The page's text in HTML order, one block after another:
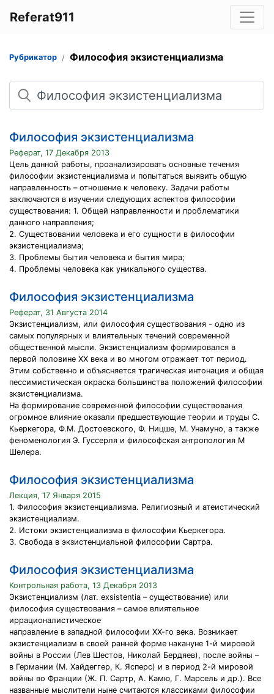
Referat911
Рубрикатор Философия экзистенциализма
Поиск
Философия экзистенциализма
Реферат, 17 Декабря 2013
Цель данной работы, проанализировать основные течения
философии экзистенциализма и попытаться выявить общую
направленность – отношение к человеку. Задачи работы
заключаются в изучении следующих аспектов философии
существования: 1. Общей направленности и проблематики
данного направления;
2. Существовании человека и его сущности в философии
экзистенциализма;
3. Проблемы бытия человека и бытия мира;
4. Проблемы человека как уникального существа.
Философия экзистенциализма
Реферат, 31 Августа 2014
Экзистенциализм, или философия существования - одно из
самых популярных и влиятельных течений современной
общественной мысли. Экзистенциализм формировался в
первой половине XX века и во многом отражает тот период.
Этим собственно и объясняется трагическая интонация и общая
пессимистическая окраска большинства положений философии
зкзистенциализма.
На формирование современной философии существования
огромное влияние оказали предшествующие теории и труды С.
Кьеркегора, Ф.М. Достоевского, Ф. Ницше, М. Унамуно, а также
феноменология Э. Гуссерля и философская антропология М
Шелера.
Философия экзистенциализма
Лекция, 17 Января 2015
1. Философия экзистенциализма. Религиозный и атеистический
экзистенциализм.
2. Истоки экзистенциализма в философии Кьеркегора.
3. Свобода в экзистенциальной философии Сартра.
Философия экзистенциализма
Контрольная работа, 13 Декабря 2013
Экзистенциализм (лат. exsistentia – существование) или
философия существования – самое влиятельное
иррационалистическое
направление в западной философии ХХ-го века. Возникает
экзистенциализм в своей ранней форме накануне 1-й мировой
войны в России (Лев Шестов, Николай Бердяев), после войны –
в Германии (М. Хайдеггер, К. Ясперс) и в период 2-й мировой
войны во Франции (Ж. П. Сартр, А. Камю, Г. Марсель и др.). Все
названные мыслители ныне считаются классиками философии